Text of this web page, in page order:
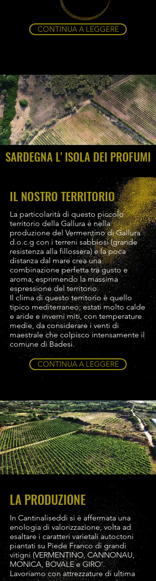
CONTINUA A LEGGERE
SARDEGNA L' ISOLA DEI PROFUMI
IL NOSTRO TERRITORIO
La particolarità di questo piccolo
territorio della Gallura è nella
produzione del Vermentino di Gallura
d.o.c.g con i terreni sabbiosi (grande
resistenza alla fillossera) e la poca
distanza dal mare crea una
combinazione perfetta tra gusto e
aroma, esprimendo la massima
espressione del territorio.
Il clima di questo territorio è quello
tipico mediterraneo; estati molto calde
e aride e inverni miti, con temperature
medie, da considerare i venti di
maestrale che colpisco intensamente il
comune di Badesi.
CONTINUA A LEGGERE
LA PRODUZIONE
In Cantinaliseddi si è affermata una
enologia di valorizzazione, volta ad
esaltare i caratteri varietali autoctoni
piantati su Piede Franco di grandi
vitigni (VERMENTINO, CANNONAU,
MONICA, BOVALE e GIRO’.
Lavoriamo con attrezzature di ultima